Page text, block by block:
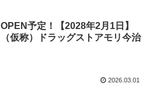
OPEN予定！【2028年2月1日】
（仮称）ドラッグストアモリ今治
2026.03.01